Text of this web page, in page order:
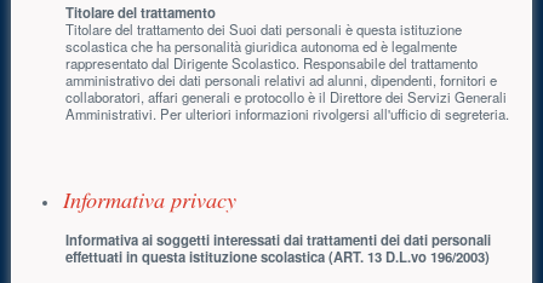
Titolare del trattamento
Titolare del trattamento dei Suoi dati personali è questa istituzione
scolastica che ha personalità giuridica autonoma ed è legalmente
rappresentato dal Dirigente Scolastico. Responsabile del trattamento
amministrativo dei dati personali relativi ad alunni, dipendenti, fornitori e
collaboratori, affari generali e protocollo è il Direttore dei Servizi Generali
Amministrativi. Per ulteriori informazioni rivolgersi all'ufficio di segreteria.
Informativa privacy
Informativa ai soggetti interessati dai trattamenti dei dati personali
effettuati in questa istituzione scolastica (ART. 13 D.L.vo 196/2003)